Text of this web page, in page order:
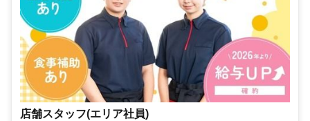
店舗スタッフ(エリア社員)